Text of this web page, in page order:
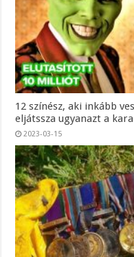
12 színész, aki inkább
eljátssza ugyanazt a
2023-03-15